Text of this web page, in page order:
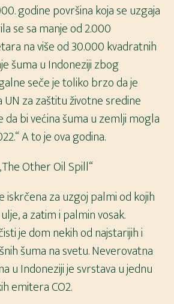
godine površina koja se uzgaja
se sa manje od 2.000
na više od 30.000 kvadratnih
šuma u ​​Indoneziji zbog
seče je toliko brzo da je
za zaštitu životne sredine
da bi većina šuma u ​​zemlji mogla
A to je ova godina.
Other Oil Spill“
iskrčena za uzgoj palmi od kojih
a zatim i palmin vosak.
je dom nekih od najstarijih i
šuma na svetu. Neverovatna
u ​​Indoneziji je svrstava u jednu
emitera CO2.